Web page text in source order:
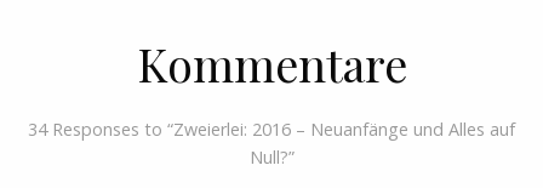
Kommentare
34 Responses to “Zweierlei: 2016 – Neuanfänge und Alles auf
Null?”